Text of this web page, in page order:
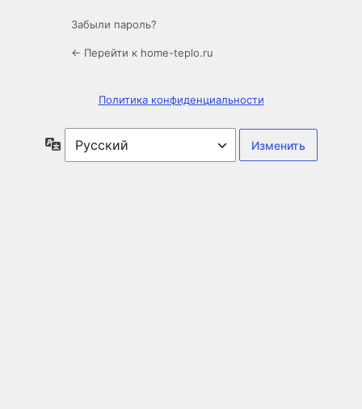
Забыли пароль?
← Перейти к home-teplo.ru
Политика конфиденциальности
Язык